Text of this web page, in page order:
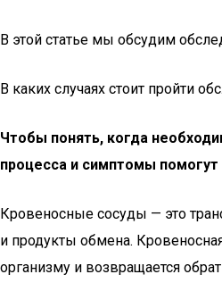
В этой статье мы обсудим
В каких случаях стоит пройти
Чтобы понять, когда
процесса и симптомы помогут
Кровеносные сосуды — это
и продукты обмена.
организму и возвращается